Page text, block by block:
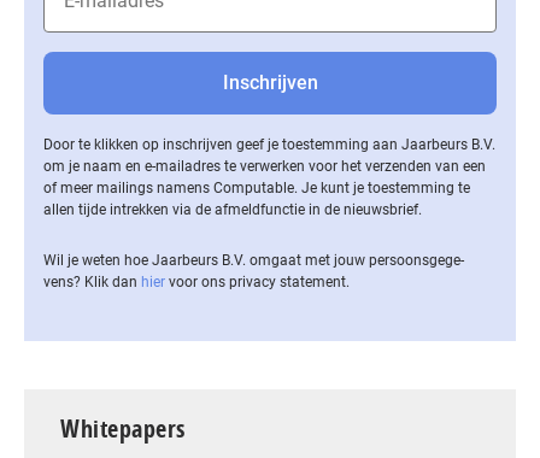
Door te klikken op inschrijven geef je toestemming aan Jaarbeurs B.V.
om je naam en e-mailadres te verwerken voor het verzenden van een
of meer mailings namens Computable. Je kunt je toestemming te
allen tijde intrekken via de af­meld­func­tie in de nieuwsbrief.
Wil je weten hoe Jaarbeurs B.V. omgaat met jouw per­soons­ge­ge­
vens? Klik dan hier voor ons privacy statement.
Whitepapers